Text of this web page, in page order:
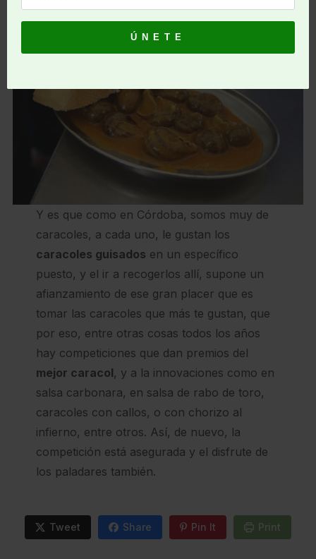
Y es que como en Córdoba, somos muy de
caracoles, a cada uno, le gustan los
caracoles guisados en un específico
puesto, y el ir a recogerlos allí, supone un
afianzamiento de ese gran placer que es
tomar las caracoles que más te gustan, que
por eso, entre otras cosas todos los años
hay competiciones que dan premios del
mejor caracol, y a la innovaciones como en
salsa carbonara, en salsa de rabo de toro,
caracoles con callos, o con chorizo al
infierno, entre otros. Así, de nuevo, la
competición está asegurada y el disfrute de
los paladares también.
Tweet Share Pin It Print